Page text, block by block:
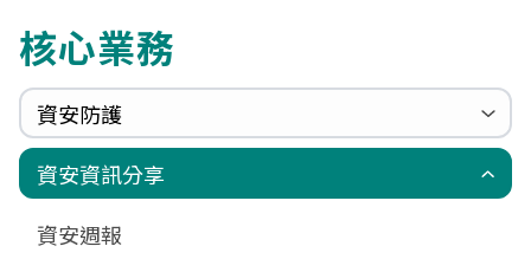
核心業務
資安防護
政府組態基準(GCB)
更新消息
資通安全弱點通報機制(VANS)
申請作業表單
端點偵測及應變機制(EDR)
相關文件與表單
零信任架構(ZTA)
相關文件與表單
國家資安聯防監控中心(N-SOC)
國家資安通報應變中心(N-CERT)
資安資訊分享
資安週報